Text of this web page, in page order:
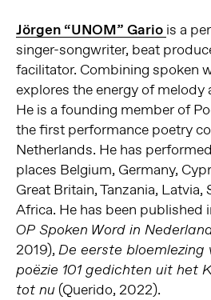
Jörgen “UNOM” Gario is a
singer-songwriter, beat
facilitator. Combining spoken
explores the energy of melody
He is a founding member of
the first performance poetry
Netherlands. He has
places Belgium, Germany,
Great Britain, Tanzania,
Africa. He has been published
OP Spoken Word in
2019), De eerste bloemlezing
poëzie 101 gedichten uit het
tot nu(Querido, 2022).